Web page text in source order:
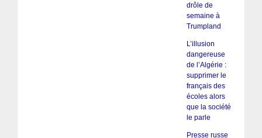
drôle de
semaine à
Trumpland
L’illusion
dangereuse
de l’Algérie :
supprimer le
français des
écoles alors
que la société
le parle
Presse russe